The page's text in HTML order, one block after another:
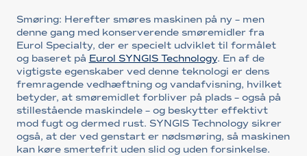
Smøring: Herefter smøres maskinen på ny – men
denne gang med konserverende smøremidler fra
Eurol Specialty, der er specielt udviklet til formålet
og baseret på Eurol SYNGIS Technology. En af de
vigtigste egenskaber ved denne teknologi er dens
fremragende vedhæftning og vandafvisning, hvilket
betyder, at smøremidlet forbliver på plads – også på
stillestående maskindele – og beskytter effektivt
mod fugt og dermed rust. SYNGIS Technology sikrer
også, at der ved genstart er nødsmøring, så maskinen
kan køre smertefrit uden slid og uden forsinkelse.